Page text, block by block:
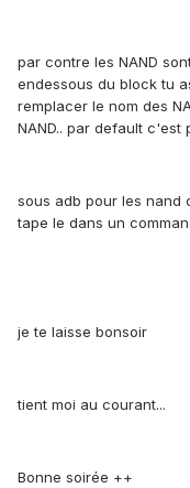
par contre les NAND
endessous du block tu
remplacer le nom des
NAND.. par default c'est
sous adb pour les
tape le dans un
je te laisse bonsoir
tient moi au courant...
Bonne soirée ++